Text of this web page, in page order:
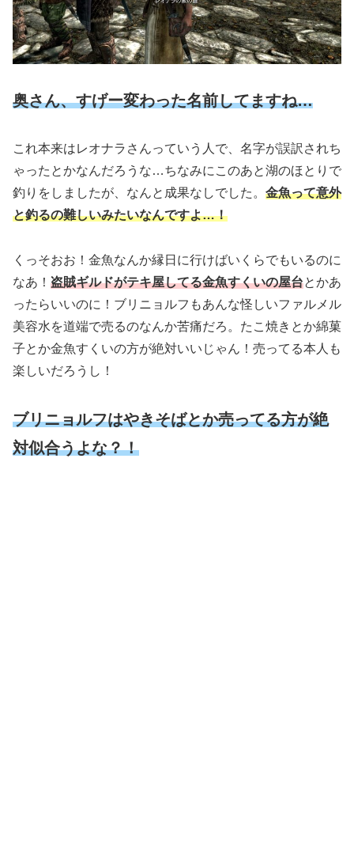
奥さん、すげー変わった名前してますね…
これ本来はレオナラさんっていう人で、名字が誤訳されち
ゃったとかなんだろうな…ちなみにこのあと湖のほとりで
釣りをしましたが、なんと成果なしでした。 金魚って意外
と釣るの難しいみたいなんですよ…！
くっそおお！金魚なんか縁日に行けばいくらでもいるのに
なあ！ 盗賊ギルドがテキ屋してる金魚すくいの屋台とかあ
ったらいいのに！ブリニョルフもあんな怪しいファルメル
美容水を道端で売るのなんか苦痛だろ。たこ焼きとか綿菓
子とか金魚すくいの方が絶対いいじゃん！売ってる本人も
楽しいだろうし！
ブリニョルフはやきそばとか売ってる方が絶
対似合うよな？！